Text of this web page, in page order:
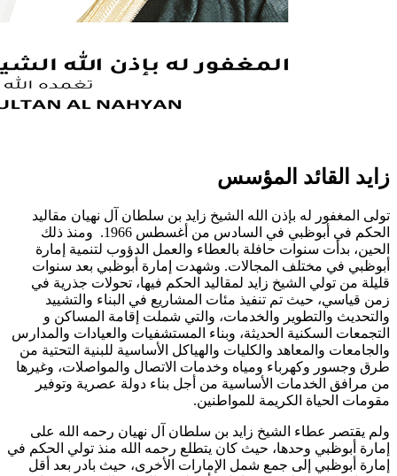
زايد القائد المؤسس
تولى المغفور له بإذن الله الشيخ زايد بن سلطان آل نهيان مقاليد
الحكم في أبوظبي في السادس من أغسطس 1966. ومنذ ذلك
الحين، بدأت سنوات حافلة بالعطاء والعمل الدؤوب لتنمية إمارة
أبوظبي في مختلف المجالات. وشهدت إمارة أبوظبي بعد سنوات
قليلة من تولي الشيخ زايد لمقاليد الحكم فيها، تحولات جذرية في
زمن قياسي، حيث تم تنفيذ مئات المشاريع في البناء والتشييد
والتحديث والتطوير والخدمات، والتي شملت إقامة المساكن و
التجمعات السكنية الحديثة، وبناء المستشفيات والعيادات والمدارس
والجامعات والمعاهد والكليات والهياكل الأساسية للبنية التحتية من
طرق وجسور وكهرباء ومياه وخدمات الاتصال والمواصلات، وغيرها
من مرافق الخدمات الأساسية من أجل بناء دولة عصرية وتوفير
مقومات الحياة الكريمة للمواطنين.
ولم يقتصر عطاء الشيخ زايد بن سلطان آل نهيان رحمه الله على
إمارة أبوظبي وحدها، حيث كان يتطلع رحمه الله منذ تولي الحكم في
إمارة أبوظبي إلى جمع شمل الإمارات الأخرى، حيث بادر بعد أقل